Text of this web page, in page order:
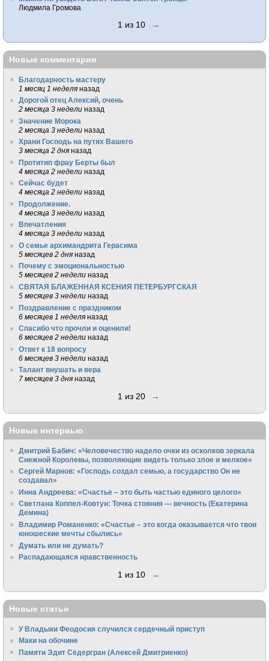
Людмила Громова
1 из 10 →
Новые комментарии
Благодарность мастеру
1 месяц 1 неделя назад
Дорогой отец Алексий, очень
2 месяца 3 недели назад
Значение Морока
2 месяца 3 недели назад
Храни Господь на путях Вашего
3 месяца 2 дня назад
Протитип фрау Берты был
4 месяца 2 недели назад
Сейчас будет
4 месяца 2 недели назад
Продолжение.
4 месяца 3 недели назад
Впечатления
4 месяца 3 недели назад
О семье архимандрита Герасима
5 месяцев 2 дня назад
Почему с эмоциональностью
5 месяцев 2 недели назад
СВЯТАЯ БЛАЖЕННАЯ КСЕНИЯ ПЕТЕРБУРГСКАЯ
5 месяцев 3 недели назад
Поздравление с праздником
6 месяцев 1 неделя назад
Спасибо что прочли и оценили!
6 месяцев 2 недели назад
Ответ к 18 вопросу
6 месяцев 3 недели назад
Талант внушать и вера
7 месяцев 3 дня назад
1 из 20 →
Новые интервью
Дмитрий Бабич: «Человечество надело очки из осколков зеркала
Снежной Королевы, позволяющие видеть только злое и мелкое»
Сергей Марнов: «Господь создал семью, а государство Он не
создавал»
Инна Андреева: «Счастье – это быть частью единого целого»
Светлана Коппел-Ковтун: Точка стояния — вечность (Екатерина
Демина)
Владимир Романенко: «Счастье – это когда оказывается что твои
юношеские мечты сбылись»
Думать или не думать?
Распадающаяся нравственность
1 из 10 →
Новые статьи
У Владыки Феодосия случился сердечный приступ
Маки на обочине
Памяти Эдит Сёдергран (Алексей Дмитриенко)